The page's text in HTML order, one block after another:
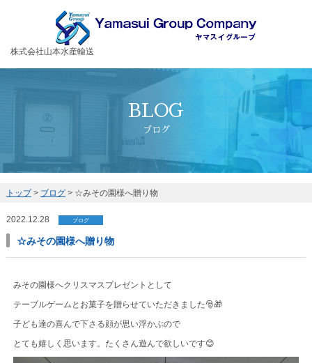
お客様の大切な荷物を安全・丁寧に運送するヤマスイグループ
株式会社山本水産輸送
BLOG
ブログ
トップ> ブログ> ☆みその園様へ贈り物
2022.12.28 ブログ
☆みその園様へ贈り物
みその園様へクリスマスプレゼントとして
テーブルゲームとお菓子を贈らせていただきました🎅🎁
子ども達の喜んで下さる顔が思い浮かぶので
とても嬉しく思います。たくさん遊んで欲しいです😊